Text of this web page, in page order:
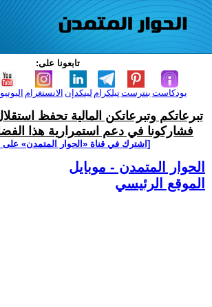
تابعونا على:
الانستغرام لينكدإن تيلكرامبنترست بودكاست
تبرعاتكم وتبرعاتكن المالية تحفظ
فشاركونا في دعم استمرارية هذا
[اشترك في قناة ‫«الحوار المتمدن» على
الحوار المتمدن - موبايل
الموقع الرئيسي